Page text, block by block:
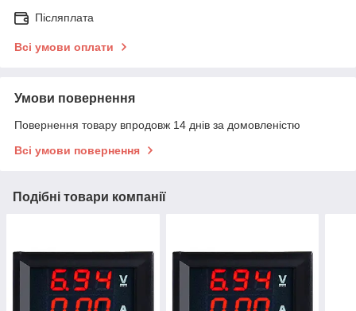
Післяплата
Всі умови оплати
Умови повернення
Повернення товару впродовж 14 днів за домовленістю
Всі умови повернення
Подібні товари компанії